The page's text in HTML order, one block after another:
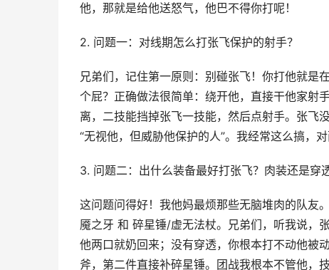
他，那就是给他送怒气，他巴不得你打呢！
2. 问题一：对线期怎么打张飞保护的射手？
兄弟们，记住第一原则：别碰张飞！你打他就是
个屁？正确做法很简单：绕开他，直接干他家射
离，二技能挡掉张飞一技能，然后点射手。张飞
“无视他，但威胁他保护的人”。我经常这么搞，
3. 问题二：出什么装备最好打张飞？肉装还是穿
这问题问得好！我他妈最烦那些无脑堆肉的队友
魇之牙 和 碎星锤/虚无法杖。兄弟们，听我说，
他两口就奶回来；没有穿透，你根本打不动他被
斧，第二件直接补碎星锤。团战我根本不管他，